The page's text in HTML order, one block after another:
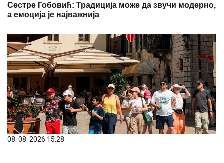
Сестре Гобовић: Традиција може да звучи модерно,
а емоција је најважнија
08. 08. 2026 15:28